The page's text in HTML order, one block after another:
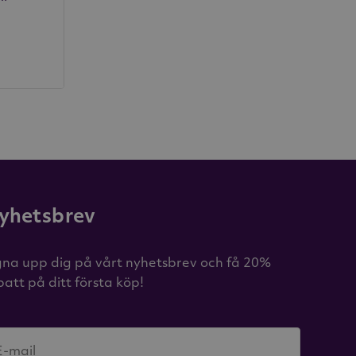
upp dig på vårt nyhetsbrev och få 20%
på ditt första köp!
mail